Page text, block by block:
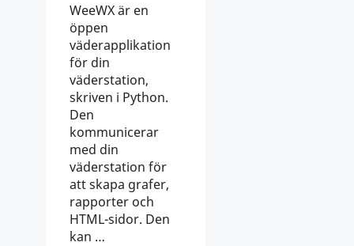
WeeWX är en
öppen
väderapplikation
för din
väderstation,
skriven i Python.
Den
kommunicerar
med din
väderstation för
att skapa grafer,
rapporter och
HTML-sidor. Den
kan …